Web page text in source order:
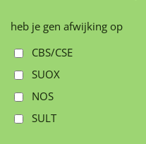
heb je gen afwijking op
CBS/CSE
SUOX
NOS
SULT